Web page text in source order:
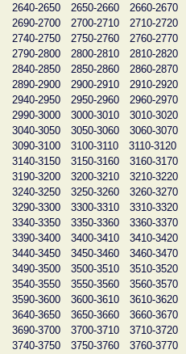
2640-2650
2650-2660 2660-2670
2690-2700
2700-2710 2710-2720
2740-2750
2750-2760 2760-2770
2790-2800
2800-2810 2810-2820
2840-2850
2850-2860 2860-2870
2890-2900
2900-2910 2910-2920
2940-2950
2950-2960 2960-2970
2990-3000
3000-3010 3010-3020
3040-3050
3050-3060 3060-3070
3090-3100
3100-3110 3110-3120
3140-3150
3150-3160 3160-3170
3190-3200
3200-3210 3210-3220
3240-3250
3250-3260 3260-3270
3290-3300
3300-3310 3310-3320
3340-3350
3350-3360 3360-3370
3390-3400
3400-3410 3410-3420
3440-3450
3450-3460 3460-3470
3490-3500
3500-3510 3510-3520
3540-3550
3550-3560 3560-3570
3590-3600
3600-3610 3610-3620
3640-3650
3650-3660 3660-3670
3690-3700
3700-3710 3710-3720
3740-3750
3750-3760 3760-3770